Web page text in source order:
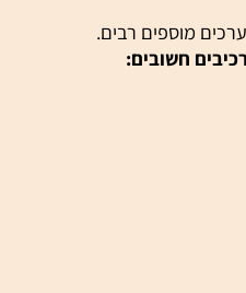
מוספים רבים.
חשובים: